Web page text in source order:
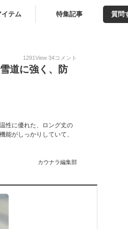
イテム 特集記事 質問
1291View 34コメント
道に強く、防
性に優れた、ロング丈の
能がしっかりしていて、
カウナラ編集部